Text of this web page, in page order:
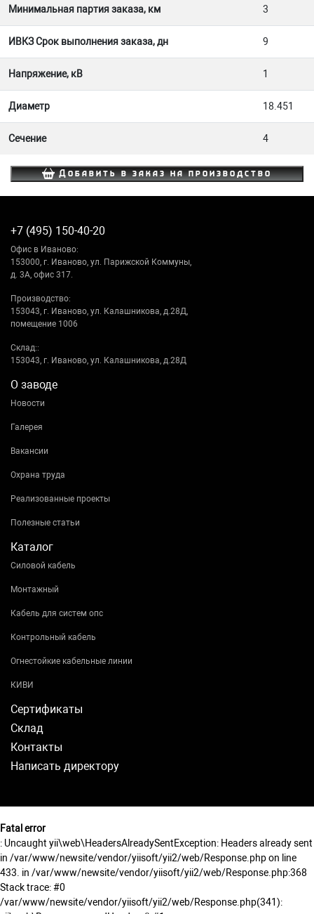
Минимальная партия заказа, км 3
ИВКЗ Срок выполнения заказа, дн 9
Напряжение, кВ 1
Диаметр 18.451
Сечение 4
Добавить в заказ на производство
+7 (495) 150-40-20
Офис в Иваново:
153000, г. Иваново, ул. Парижской Коммуны,
д. 3А, офис 317.
Производство:
153043, г. Иваново, ул. Калашникова, д.28Д,
помещение 1006
Склад::
153043, г. Иваново, ул. Калашникова, д.28Д
О заводе
Новости
Галерея
Вакансии
Охрана труда
Реализованные проекты
Полезные статьи
Каталог
Силовой кабель
Монтажный
Кабель для систем опс
Контрольный кабель
Огнестойкие кабельные линии
КИВИ
Сертификаты
Склад
Контакты
Написать директору
Fatal error
: Uncaught yii\web\HeadersAlreadySentException: Headers already sent
in /var/www/newsite/vendor/yiisoft/yii2/web/Response.php on line
433. in /var/www/newsite/vendor/yiisoft/yii2/web/Response.php:368
Stack trace: #0
/var/www/newsite/vendor/yiisoft/yii2/web/Response.php(341):